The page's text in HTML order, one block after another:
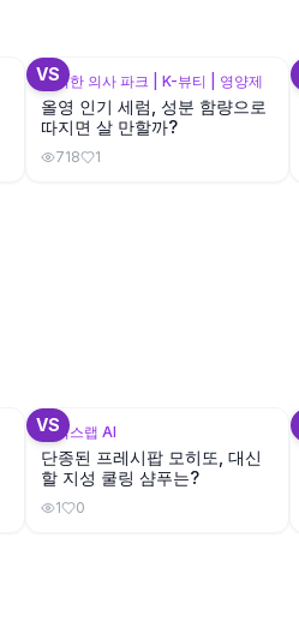
VS
솔직한 의사 파크 | K-뷰티 | 영양제
올영 인기 세럼, 성분 함량으로
따지면 살 만할까?
718 1
VS
뷰틱스랩 AI
단종된 프레시팝 모히또, 대신
할 지성 쿨링 샴푸는?
1 0